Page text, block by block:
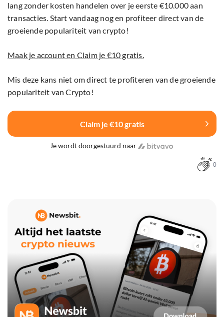
lang zonder kosten handelen over je eerste €10.000 aan
transacties. Start vandaag nog en profiteer direct van de
groeiende populariteit van crypto!
Maak je account en Claim je €10 gratis.
Mis deze kans niet om direct te profiteren van de groeiende
populariteit van Crypto!
Claim je €10 gratis
Je wordt doorgestuurd naar
0